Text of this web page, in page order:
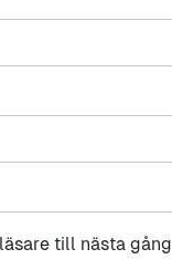
till nästa gång